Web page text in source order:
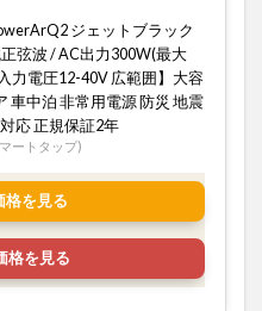
ジェットブラック
弦波 / AC出力300W(最大
力電圧12-40V 広範囲】大容
車中泊 非常用電源 防災 地震
応 正規保証2年
ートタップ)
格を見る
格を見る